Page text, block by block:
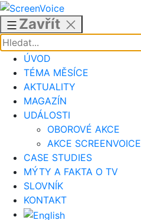
Přejít
obsahu
Zavřít
ÚVOD
TÉMA MĚSÍCE
AKTUALITY
MAGAZÍN
UDÁLOSTI
OBOROVÉ AKCE
AKCE SCREENVOICE
CASE STUDIES
MÝTY A FAKTA O TV
SLOVNÍK
KONTAKT